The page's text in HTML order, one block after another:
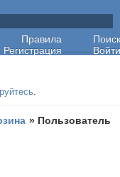
Правила
Поиск
Регистрация
Войти
.
» Пользователь